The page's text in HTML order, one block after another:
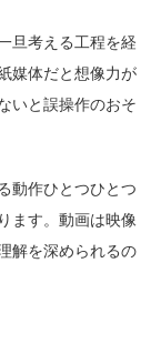
旦考える工程を経
媒体だと想像力が
いと誤操作のおそ
動作ひとつひとつ
ます。動画は映像
解を深められるの